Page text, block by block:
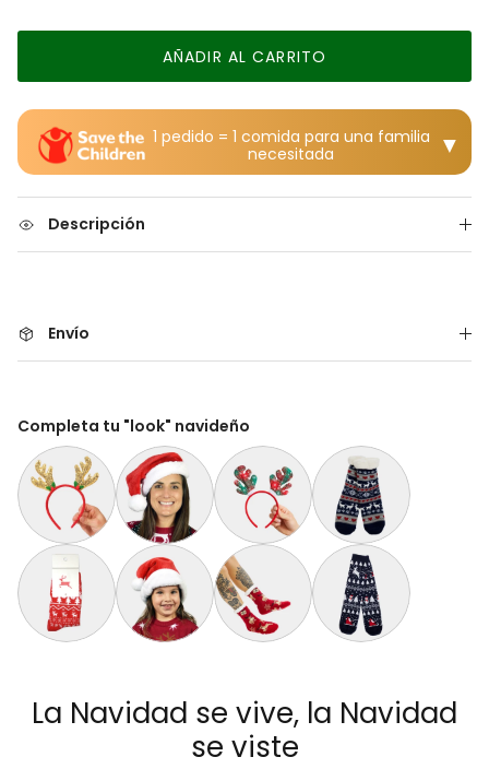
AÑADIR AL CARRITO
1 pedido = 1 comida para una familia
necesitada
▼
Descripción
Envío
Completa tu "look" navideño
Diadema Navideña de Reno Dorada
Gorro Navideño Santa Claus Suave y Gordito
Diadema Navideña de Reno Tartán
Calcetas Navideñas
La Navidad se vive, la Navidad
se viste